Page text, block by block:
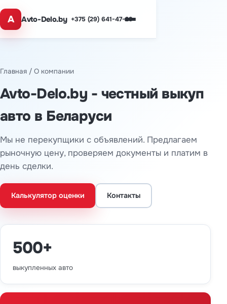
A Avto-Delo.by +375 (29) 641-47-29
Главная / О компании
Avto-Delo.by - честный выкуп
авто в Беларуси
Мы не перекупщики с объявлений. Предлагаем
рыночную цену, проверяем документы и платим в
день сделки.
Калькулятор оценки Контакты
500+
выкупленных авто